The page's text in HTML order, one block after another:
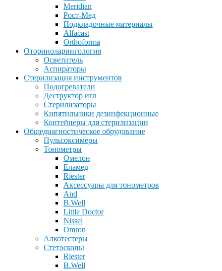
Meridian
Рост-Мед
Подкладочные материалы
Alfacast
Orthoforma
Оториноларингология
Осветитель
Аспираторы
Стерилизация инструментов
Подогреватели
Деструктор игл
Стерилизаторы
Кипятильники дезинфекционные
Контейнеры для стерилизации
Общедиагностическое обрудование
Пульсоксимеры
Тонометры
Омелон
Еламед
Riester
Аксессуары для тонометров
And
B.Well
Little Doctor
Nissei
Omron
Алкотестеры
Стетоскопы
Riester
B.Well